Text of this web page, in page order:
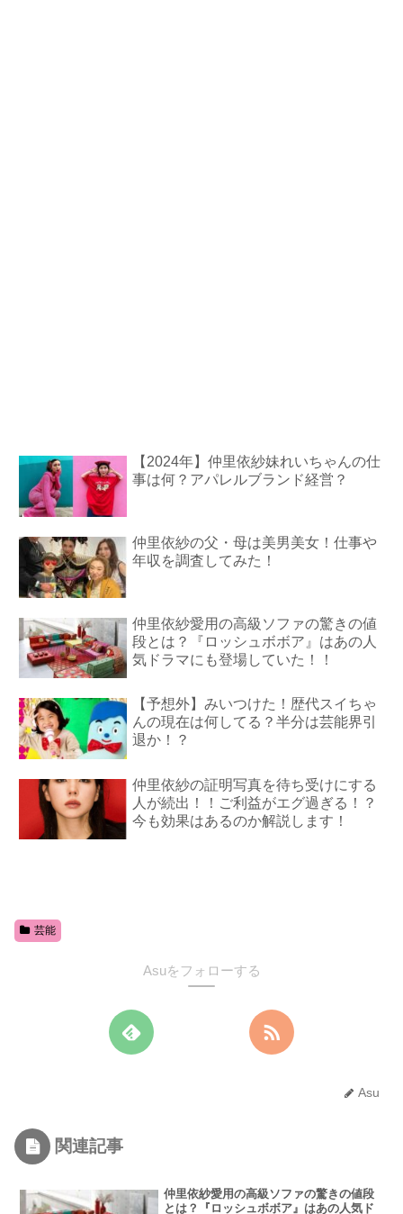
【2024年】仲里依紗妹れいちゃんの仕
事は何？アパレルブランド経営？
仲里依紗の父・母は美男美女！仕事や
年収を調査してみた！
仲里依紗愛用の高級ソファの驚きの値
段とは？『ロッシュボボア』はあの人
気ドラマにも登場していた！！
【予想外】みいつけた！歴代スイちゃ
んの現在は何してる？半分は芸能界引
退か！？
仲里依紗の証明写真を待ち受けにする
人が続出！！ご利益がエグ過ぎる！？
今も効果はあるのか解説します！
芸能
Asuをフォローする
Asu
関連記事
仲里依紗愛用の高級ソファの驚きの値段
とは？『ロッシュボボア』はあの人気ド